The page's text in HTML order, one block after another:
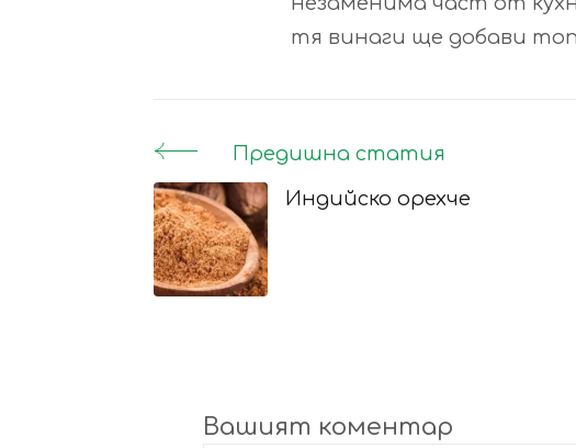
тя винаги ще добави
Post
Navigation
Предишна статия
Индийско орехче
Вашият коментар